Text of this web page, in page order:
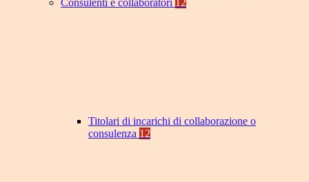
Consulenti e collaboratori 12
Titolari di incarichi di collaborazione o
consulenza 12